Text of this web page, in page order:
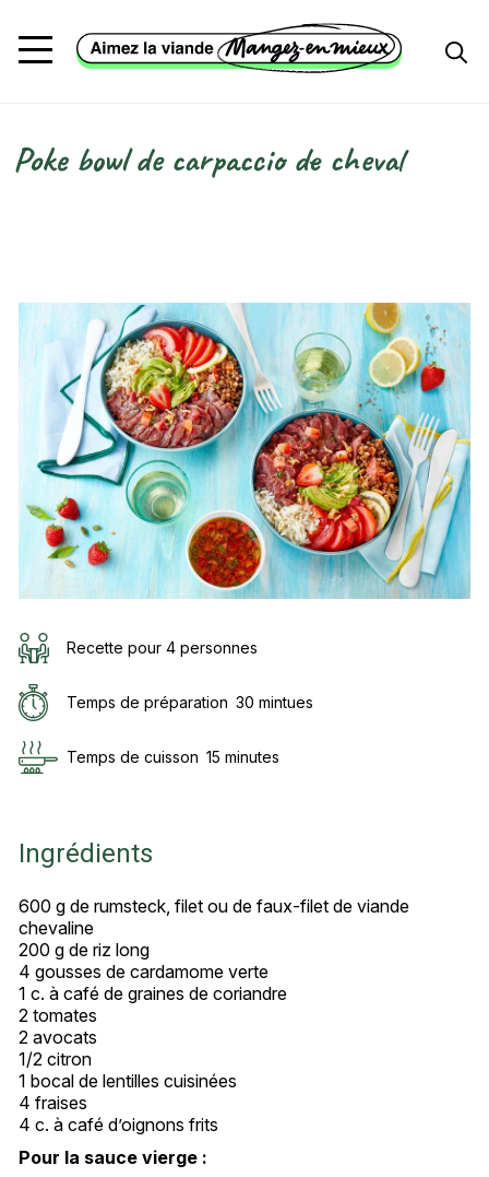
Fil d'Ariane
Poke bowl de carpaccio de cheval
Recette pour 4 personnes
Temps de préparation 30 mintues
Temps de cuisson 15 minutes
Ingrédients
600 g de rumsteck, filet ou de faux-filet de viande
chevaline
200 g de riz long
4 gousses de cardamome verte
1 c. à café de graines de coriandre
2 tomates
2 avocats
1/2 citron
1 bocal de lentilles cuisinées
4 fraises
4 c. à café d’oignons frits
Pour la sauce vierge :